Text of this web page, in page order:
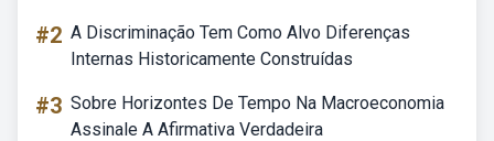
#2 A Discriminação Tem Como Alvo Diferenças
Internas Historicamente Construídas
#3 Sobre Horizontes De Tempo Na Macroeconomia
Assinale A Afirmativa Verdadeira